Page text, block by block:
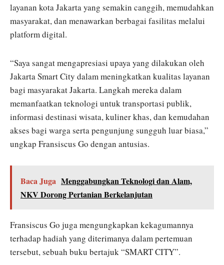
layanan kota Jakarta yang semakin canggih, memudahkan
masyarakat, dan menawarkan berbagai fasilitas melalui
platform digital.
“Saya sangat mengapresiasi upaya yang dilakukan oleh
Jakarta Smart City dalam meningkatkan kualitas layanan
bagi masyarakat Jakarta. Langkah mereka dalam
memanfaatkan teknologi untuk transportasi publik,
informasi destinasi wisata, kuliner khas, dan kemudahan
akses bagi warga serta pengunjung sungguh luar biasa,”
ungkap Fransiscus Go dengan antusias.
Baca Juga Menggabungkan Teknologi dan Alam,
NKV Dorong Pertanian Berkelanjutan
Fransiscus Go juga mengungkapkan kekagumannya
terhadap hadiah yang diterimanya dalam pertemuan
tersebut, sebuah buku bertajuk “SMART CITY”.